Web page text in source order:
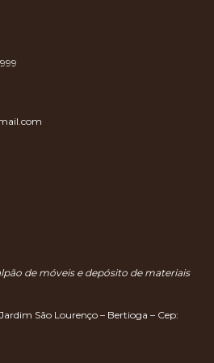
de móveis e depósito de materiais
São Lourenço – Bertioga – Cep: